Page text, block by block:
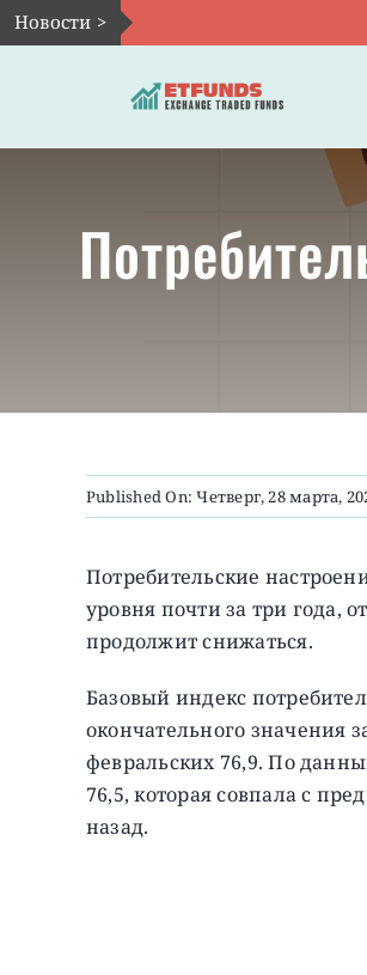
Skip
to
Новости >
Published On: Четверг, 28 марта,
Потребительские
уровня почти за три года,
продолжит снижаться.
Базовый индекс
окончательного значения
февральских 76,9. По
76,5, которая совпала с
назад.